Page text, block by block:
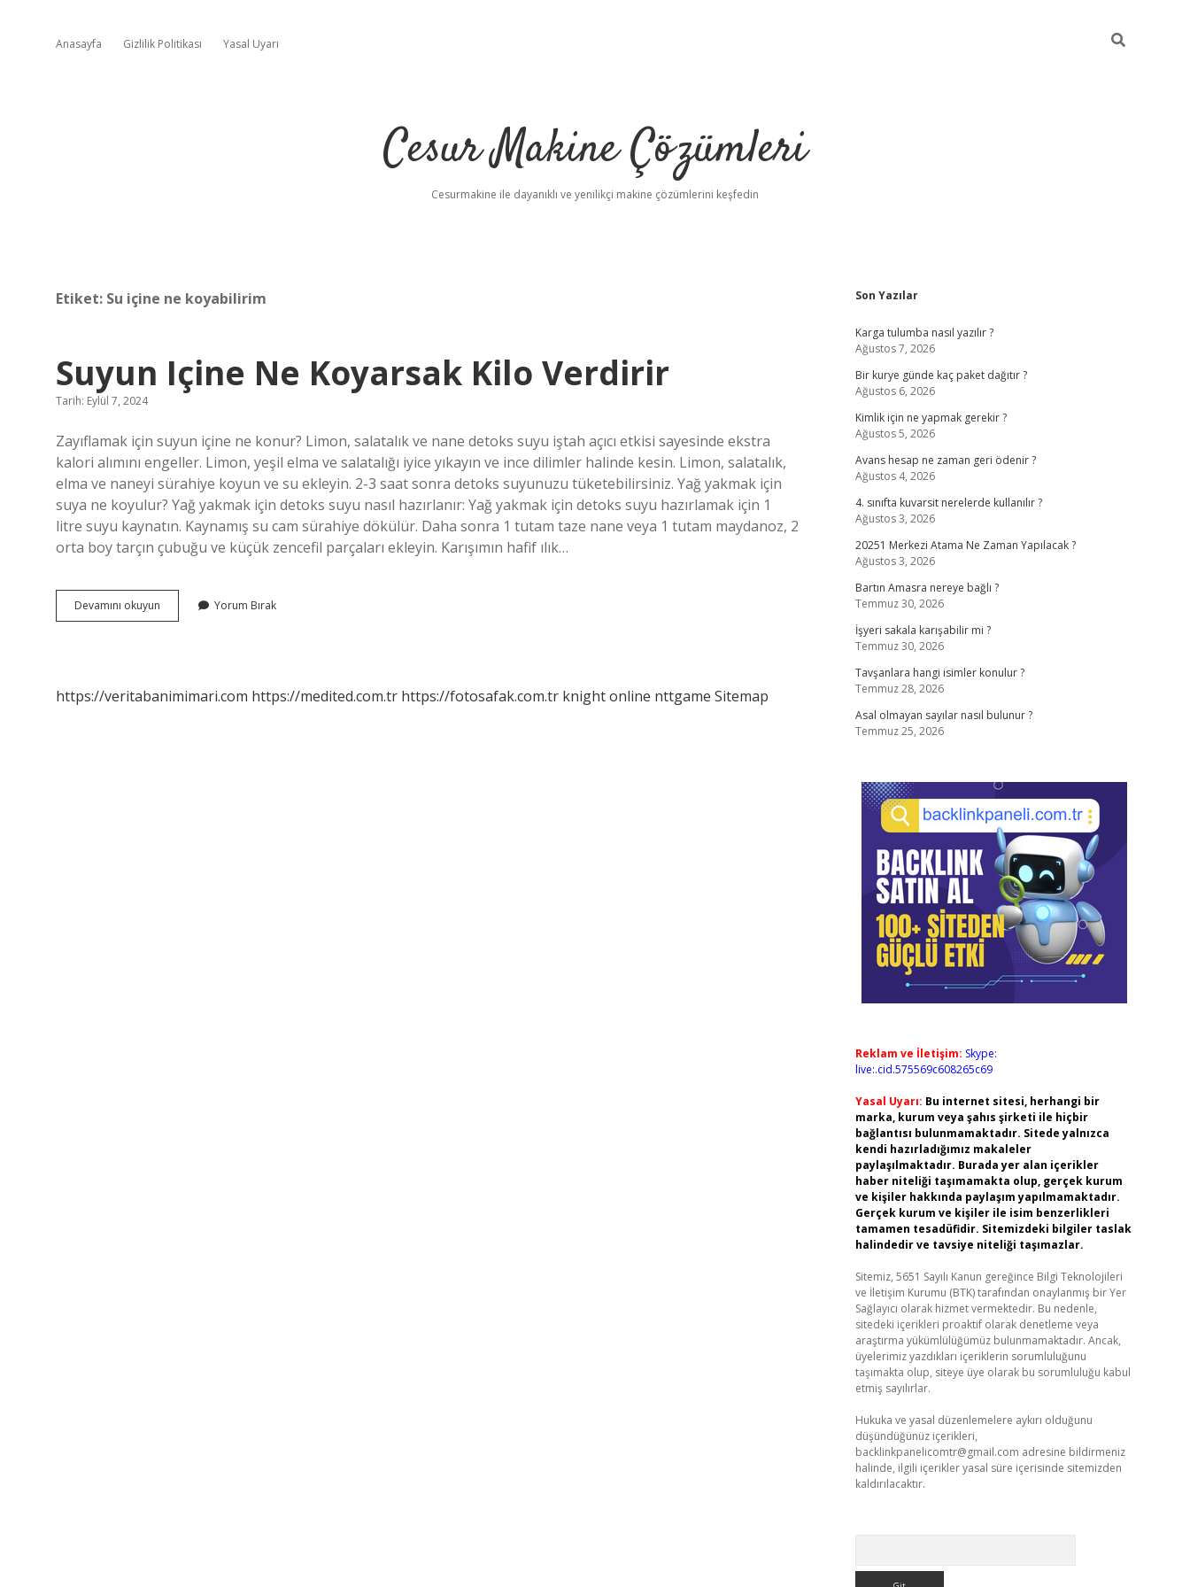
Anasayfa Gizlilik Politikası Yasal Uyarı
Cesur Makine Çözümleri
Cesurmakine ile dayanıklı ve yenilikçi makine çözümlerini keşfedin
Etiket: Su içine ne koyabilirim
Suyun Içine Ne Koyarsak Kilo Verdirir
Tarih: Eylül 7, 2024
Zayıflamak için suyun içine ne konur? Limon, salatalık ve nane detoks suyu iştah açıcı etkisi sayesinde ekstra
kalori alımını engeller. Limon, yeşil elma ve salatalığı iyice yıkayın ve ince dilimler halinde kesin. Limon, salatalık,
elma ve naneyi sürahiye koyun ve su ekleyin. 2-3 saat sonra detoks suyunuzu tüketebilirsiniz. Yağ yakmak için
suya ne koyulur? Yağ yakmak için detoks suyu nasıl hazırlanır: Yağ yakmak için detoks suyu hazırlamak için 1
litre suyu kaynatın. Kaynamış su cam sürahiye dökülür. Daha sonra 1 tutam taze nane veya 1 tutam maydanoz, 2
orta boy tarçın çubuğu ve küçük zencefil parçaları ekleyin. Karışımın hafif ılık…
Devamını okuyun
Içine
Yorum Bırak
https://veritabanimimari.com https://medited.com.tr https://fotosafak.com.tr knight online nttgame Sitemap
Sidebar
Son Yazılar
Karga tulumba nasıl yazılır ?
Ağustos 7, 2026
Bir kurye günde kaç paket dağıtır ?
Ağustos 6, 2026
Kimlik için ne yapmak gerekir ?
Ağustos 5, 2026
Avans hesap ne zaman geri ödenir ?
Ağustos 4, 2026
4. sınıfta kuvarsit nerelerde kullanılır ?
Ağustos 3, 2026
20251 Merkezi Atama Ne Zaman Yapılacak ?
Ağustos 3, 2026
Bartın Amasra nereye bağlı ?
Temmuz 30, 2026
İşyeri sakala karışabilir mi ?
Temmuz 30, 2026
Tavşanlara hangi isimler konulur ?
Temmuz 28, 2026
Asal olmayan sayılar nasıl bulunur ?
Temmuz 25, 2026
Reklam ve İletişim: Skype:
live:.cid.575569c608265c69
Yasal Uyarı: Bu internet sitesi, herhangi bir
marka, kurum veya şahıs şirketi ile hiçbir
bağlantısı bulunmamaktadır. Sitede yalnızca
kendi hazırladığımız makaleler
paylaşılmaktadır. Burada yer alan içerikler
haber niteliği taşımamakta olup, gerçek kurum
ve kişiler hakkında paylaşım yapılmamaktadır.
Gerçek kurum ve kişiler ile isim benzerlikleri
tamamen tesadüfidir. Sitemizdeki bilgiler taslak
halindedir ve tavsiye niteliği taşımazlar.
Sitemiz, 5651 Sayılı Kanun gereğince Bilgi Teknolojileri
ve İletişim Kurumu (BTK) tarafından onaylanmış bir Yer
Sağlayıcı olarak hizmet vermektedir. Bu nedenle,
sitedeki içerikleri proaktif olarak denetleme veya
araştırma yükümlülüğümüz bulunmamaktadır. Ancak,
üyelerimiz yazdıkları içeriklerin sorumluluğunu
taşımakta olup, siteye üye olarak bu sorumluluğu kabul
etmiş sayılırlar.
Hukuka ve yasal düzenlemelere aykırı olduğunu
düşündüğünüz içerikleri,
backlinkpanelicomtr@gmail.com adresine bildirmeniz
halinde, ilgili içerikler yasal süre içerisinde sitemizden
kaldırılacaktır.